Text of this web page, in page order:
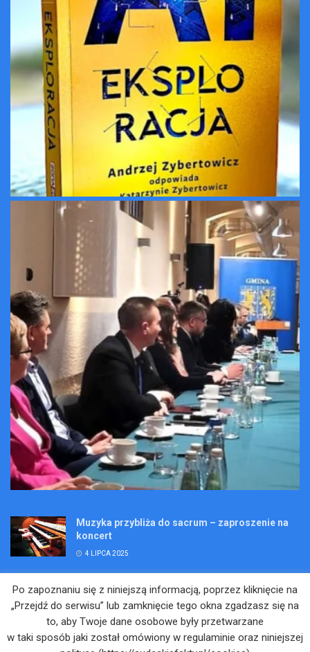
Muzyka przybliża do sacrum – zaproszenie na
koncert
4 LIPCA 2025
Kopalniane Ekspedycje
Adam Maciejczyk: „Chcemy przełamywać
Po zapoznaniu się z niniejszą informacją, poprzez kliknięcie na
„Przejdź do serwisu” lub zamknięcie tego okna zgadzasz się na
to, aby Twoje dane osobowe były przetwarzane
w taki sposób jaki został omówiony w regulaminie oraz niniejszej